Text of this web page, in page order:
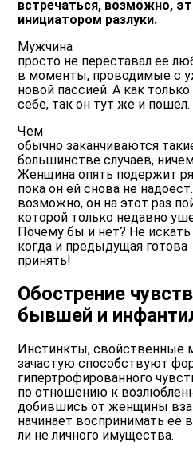
встречаться, возможно,
инициатором разлуки.
Мужчина
просто не переставал ее
в моменты, проводимые с
новой пассией. А как
себе, так он тут же и пошел.
Чем
обычно заканчиваются
большинстве случаев,
Женщина опять подержит
пока он ей снова не
возможно, он на этот раз
которой только недавно
Почему бы и нет? Не
когда и предыдущая готова
принять!
Обострение
бывшей и
Инстинкты, свойственные
зачастую способствуют
гипертрофированного
по отношению к
добившись от женщины
начинает воспринимать её
ли не личного имущества.